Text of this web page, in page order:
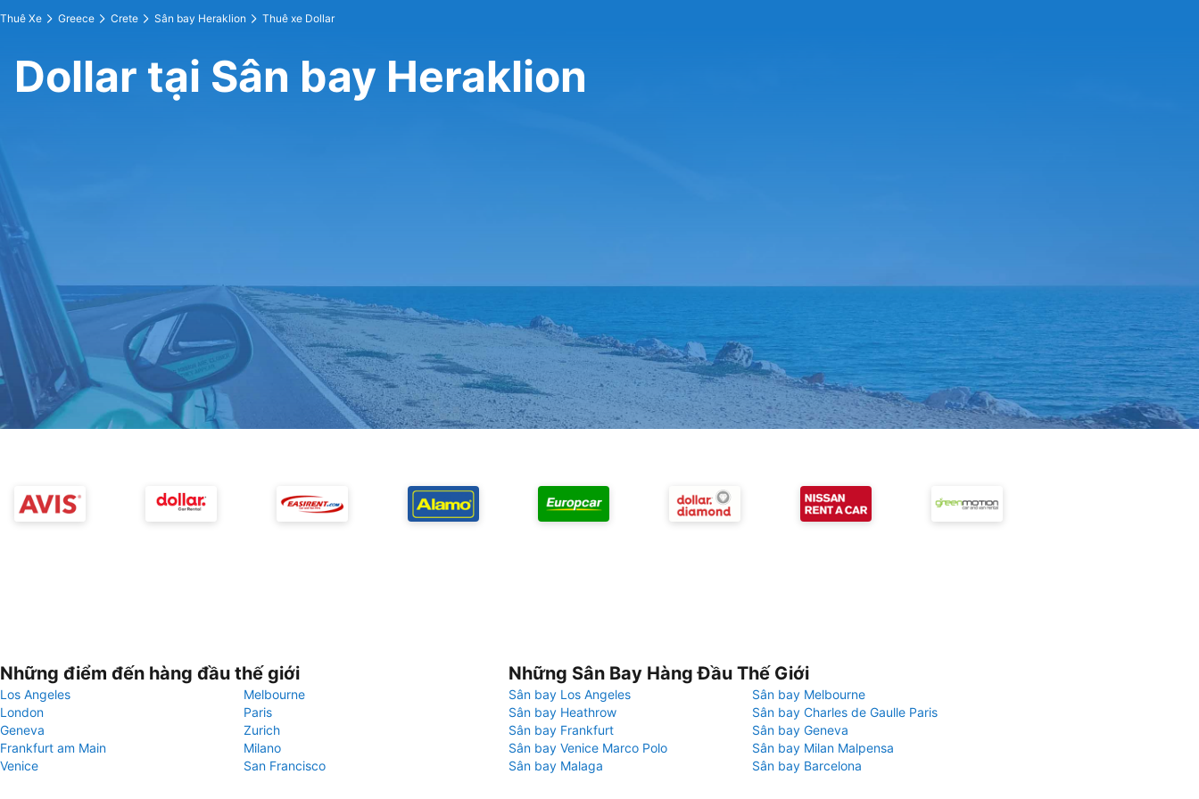
Thuê Xe Greece Crete Sân bay Heraklion Thuê xe Dollar
Dollar tại Sân bay Heraklion
Những điểm đến hàng đầu thế giới
Los Angeles
Melbourne
London
Paris
Geneva
Zurich
Frankfurt am Main
Milano
Venice
San Francisco
Những Sân Bay Hàng Đầu Thế Giới
Sân bay Los Angeles
Sân bay Melbourne
Sân bay Heathrow
Sân bay Charles de Gaulle Paris
Sân bay Frankfurt
Sân bay Geneva
Sân bay Venice Marco Polo
Sân bay Milan Malpensa
Sân bay Malaga
Sân bay Barcelona